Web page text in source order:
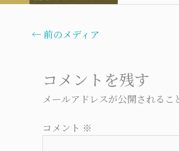
←前のメディア
コメントを残す
メールアドレスが公開されるこ
コメント ※